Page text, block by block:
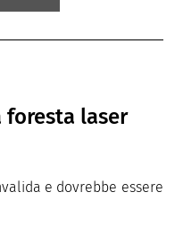
foresta laser
e dovrebbe essere